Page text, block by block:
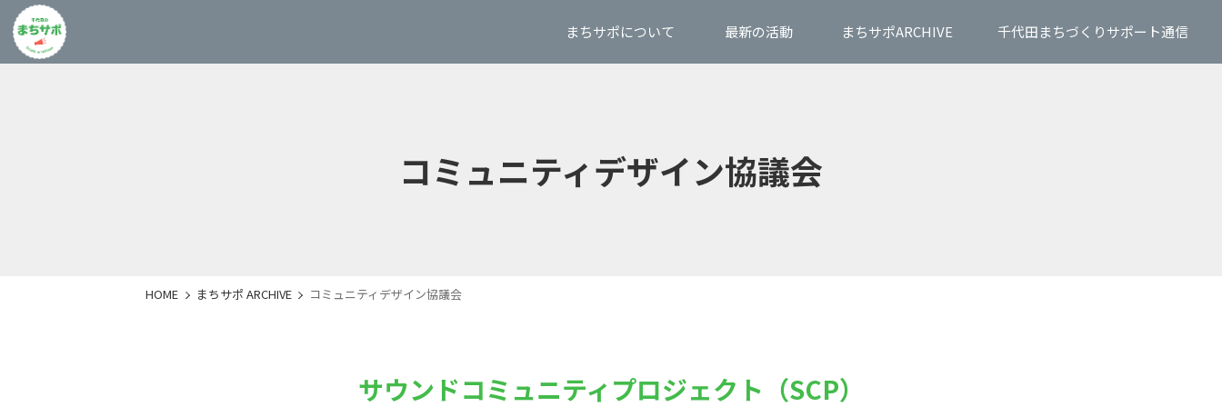
まちサポについて 最新の活動 まちサポARCHIVE 千代田まちづくりサポート通信
コミュニティデザイン協議会
HOME まちサポ ARCHIVE コミュニティデザイン協議会
サウンドコミュニティプロジェクト（SCP）